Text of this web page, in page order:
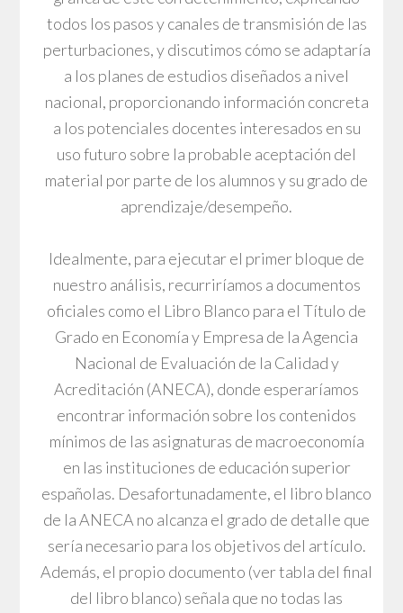
todos los pasos y canales de transmisión de las
perturbaciones, y discutimos cómo se adaptaría
a los planes de estudios diseñados a nivel
nacional, proporcionando información concreta
a los potenciales docentes interesados en su
uso futuro sobre la probable aceptación del
material por parte de los alumnos y su grado de
aprendizaje/desempeño.
Idealmente, para ejecutar el primer bloque de
nuestro análisis, recurriríamos a documentos
oficiales como el Libro Blanco para el Título de
Grado en Economía y Empresa de la Agencia
Nacional de Evaluación de la Calidad y
Acreditación (ANECA), donde esperaríamos
encontrar información sobre los contenidos
mínimos de las asignaturas de macroeconomía
en las instituciones de educación superior
españolas. Desafortunadamente, el libro blanco
de la ANECA no alcanza el grado de detalle que
sería necesario para los objetivos del artículo.
Además, el propio documento (ver tabla del final
del libro blanco) señala que no todas las